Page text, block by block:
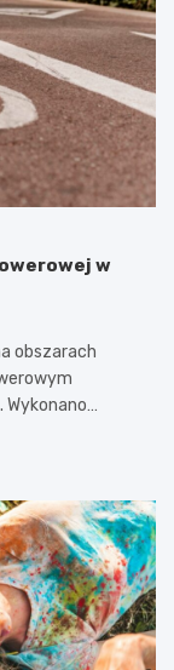
w
obszarach
Wykonano…